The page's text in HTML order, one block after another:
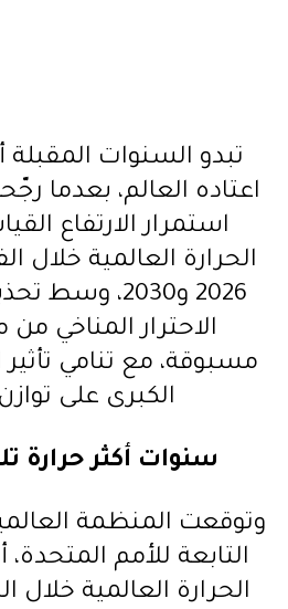
تبدو السنوات
اعتاده العالم، بعدما
استمرار الارتفاع
الحرارة العالمية خلال
2026 و2030،
الاحترار المناخي
مسبوقة، مع تنامي تأثير
الكبرى على
سنوات أكثر حرارة
وتوقعت المنظمة
التابعة للأمم
الحرارة العالمية